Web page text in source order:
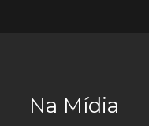
Na Mídia